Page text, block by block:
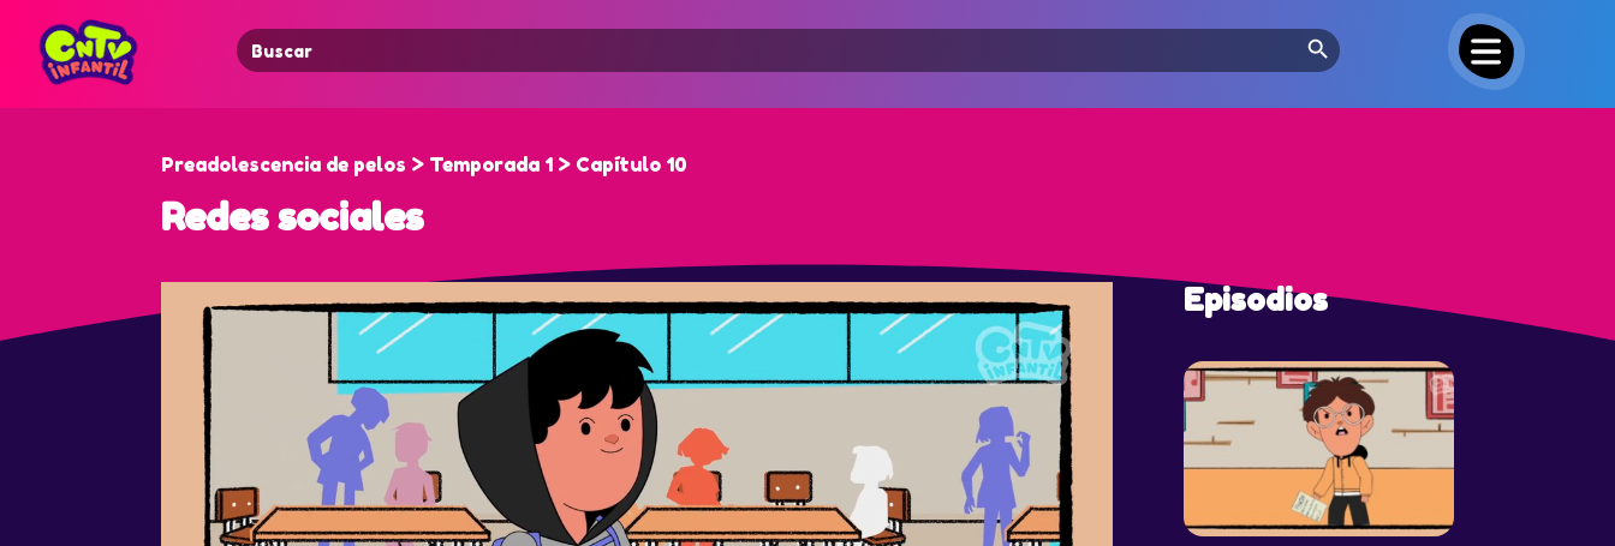
Search
for:
Search Button
Preadolescencia de pelos > Temporada 1 > Capítulo 10
Redes sociales
Episodios